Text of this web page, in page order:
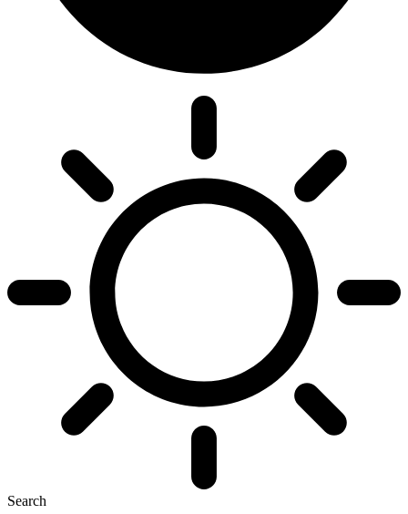
Search